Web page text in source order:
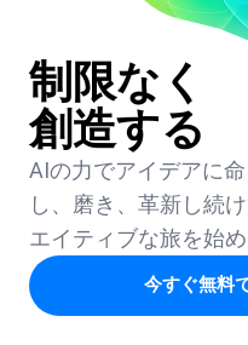
制限なく
創造する
AIの力でアイデアに
し、磨き、革新し続
エイティブな旅を始め
今すぐ無料